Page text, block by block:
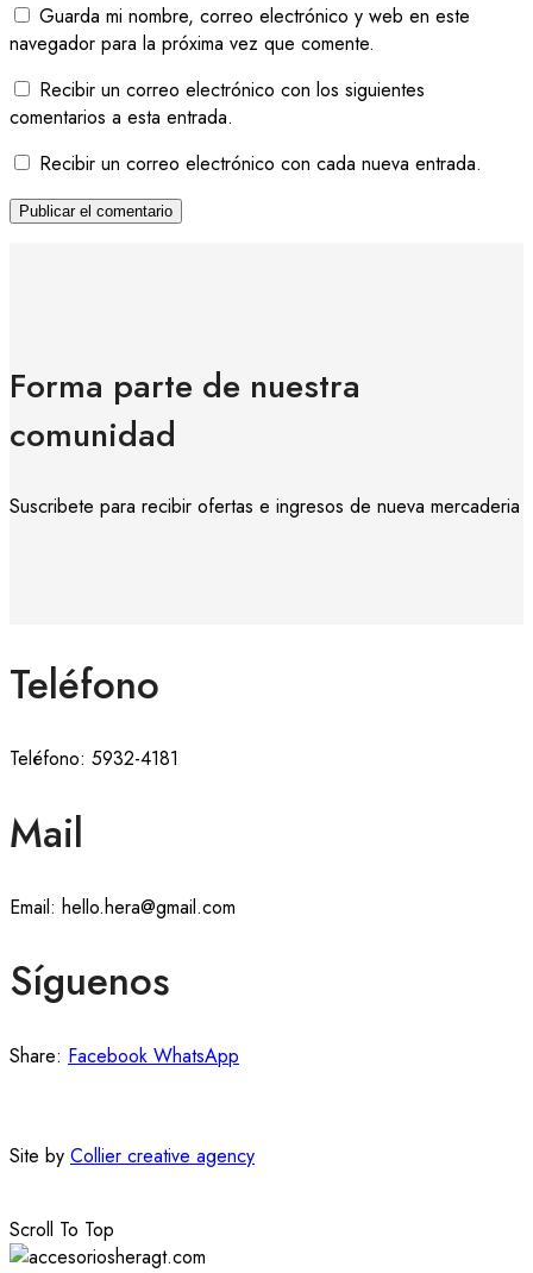
Guarda mi nombre, correo electrónico y web en este
navegador para la próxima vez que comente.
Recibir un correo electrónico con los siguientes
comentarios a esta entrada.
Recibir un correo electrónico con cada nueva entrada.
Forma parte de nuestra
comunidad
Suscribete para recibir ofertas e ingresos de nueva mercaderia
Teléfono
Teléfono: 5932-4181
Mail
Email: hello.hera@gmail.com
Síguenos
Share: Facebook WhatsApp
Site by Collier creative agency
Scroll To Top